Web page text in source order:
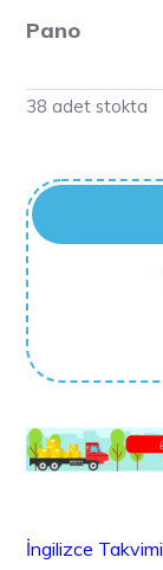
Pano
38 adet stokta
İngilizce